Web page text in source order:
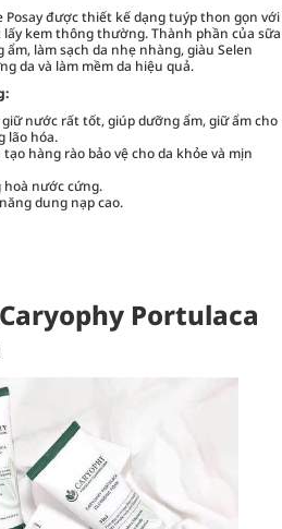
Posay được thiết kế dạng tuýp thon gọn với
kem thông thường. Thành phần của sữa
ẩm, làm sạch da nhẹ nhàng, giàu Selen
da và làm mềm da hiệu quả.
nước rất tốt, giúp dưỡng ẩm, giữ ẩm cho
lão hóa.
hàng rào bảo vệ cho da khỏe và mịn
hoà nước cứng.
dung nạp cao.
Portulaca